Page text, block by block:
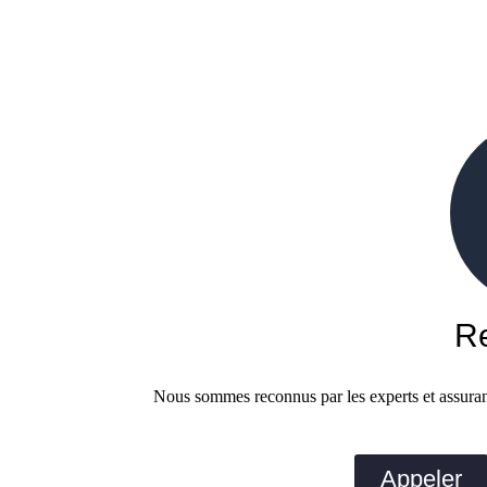
Nous sommes reconnus par les experts et
Appeler